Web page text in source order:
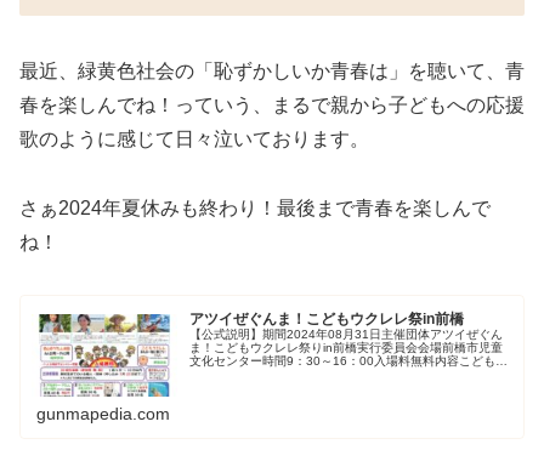
最近、緑黄色社会の「恥ずかしいか青春は」を聴いて、青
春を楽しんでね！っていう、まるで親から子どもへの応援
歌のように感じて日々泣いております。
さぁ2024年夏休みも終わり！最後まで青春を楽しんで
ね！
アツイぜぐんま！こどもウクレレ祭in前橋
【公式説明】期間2024年08月31日主催団体アツイぜぐん
ま！こどもウクレレ祭りin前橋実行委員会会場前橋市児童
文化センター時間9：30～16：00入場料無料内容こども中
gunmapedia.com